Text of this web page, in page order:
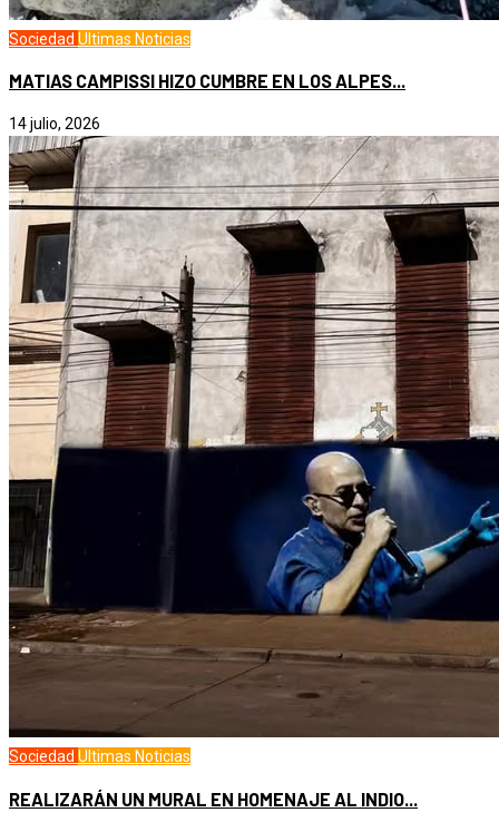
Sociedad Ultimas Noticias
MATIAS CAMPISSI HIZO CUMBRE EN LOS ALPES...
14 julio, 2026
Sociedad Ultimas Noticias
REALIZARÁN UN MURAL EN HOMENAJE AL INDIO...